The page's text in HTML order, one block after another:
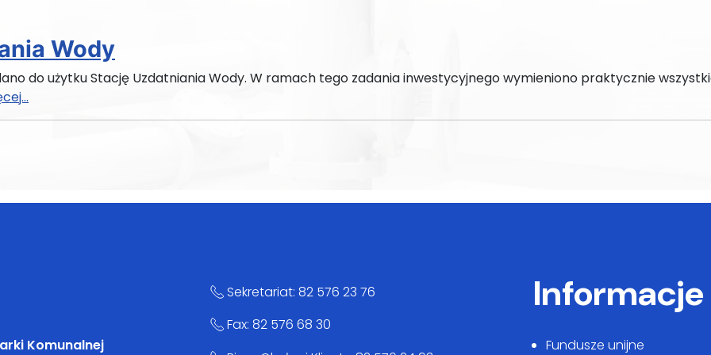
Wody
do użytku Stację Uzdatniania Wody. W ramach tego zadania inwestycyjnego wymieniono praktycznie
Komunalnej
Sekretariat: 82 576 23 76
Fax: 82 576 68 30
Informacje
Fundusze unijne